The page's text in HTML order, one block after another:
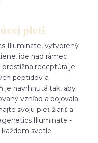
pleti
Illuminate, vytvorený
ide nad rámec
receptúra ​​je
peptidov a
je navrhnutá tak, aby
vzhľad a bojovala
svoju pleť žiariť a
Illuminate -
každom svetle.